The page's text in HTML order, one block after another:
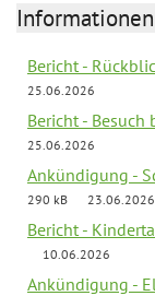
Bericht -
25.06.2026
Bericht - Besuch
25.06.2026
Ankündigung -
290 kB
23.06.2026
Bericht -
10.06.2026
Ankündigung -